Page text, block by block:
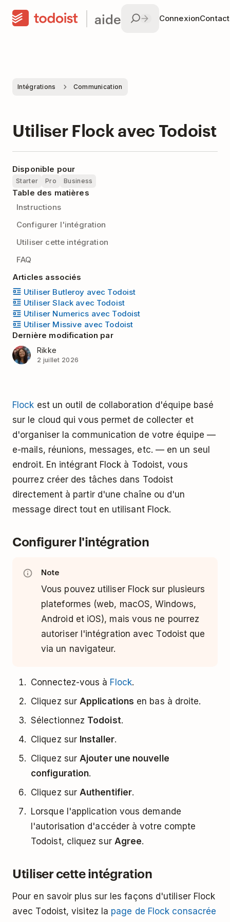
aide Connexion
Intégrations Communication
Utiliser Flock avec Todoist
Disponible pour
Starter Pro Business
Table des matières
Instructions
Configurer l'intégration
Utiliser cette intégration
FAQ
Articles associés
Utiliser Butleroy avec Todoist
Utiliser Slack avec Todoist
Utiliser Numerics avec Todoist
Utiliser Missive avec Todoist
Dernière modification par
Rikke
2 juillet 2026
Flock est un outil de collaboration d'équipe basé
sur le cloud qui vous permet de collecter et
d'organiser la communication de votre équipe —
e-mails, réunions, messages, etc. —en un seul
endroit. En intégrant Flock à Todoist, vous
pourrez créer des tâches dans Todoist
directement à partir d'une chaîne ou d'un
message direct tout en utilisant Flock.
Configurer l'intégration
Note
Vous pouvez utiliser Flock sur plusieurs
plateformes (web, macOS, Windows,
Android et iOS), mais vous ne pourrez
autoriser l'intégration avec Todoist que
via un navigateur.
Connectez-vous à Flock.
Cliquez surApplications en bas à droite.
Sélectionnez Todoist.
Cliquez sur Installer.
Cliquez surAjouter une nouvelle
configuration.
Cliquez surAuthentifier.
Lorsque l'application vous demande
l'autorisation d'accéder à votre compte
Todoist, cliquez sur Agree.
Utiliser cette intégration
Pour en savoir plus sur les façons d'utiliser Flock
avec Todoist, visitez la page de Flock consacrée